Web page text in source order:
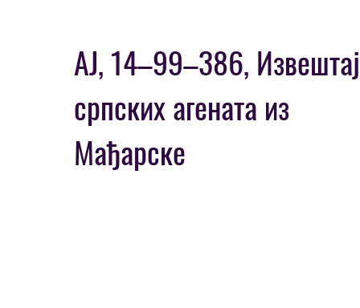
AJ, 14–99–386, Извештај
српских агената из
Мађарске